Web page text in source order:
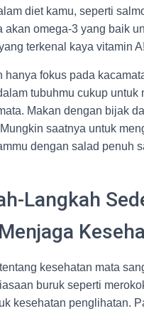
diet kamu, seperti
akan omega-3 yang baik
terkenal kaya vitamin A!
hanya fokus pada
tubuhmu cukup untuk
Makan dengan bijak
saatnya untuk
dengan salad penuh
Langkah
kesehatan mata
buruk seperti
kesehatan penglihatan.